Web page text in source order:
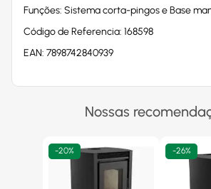
Funções: Sistema corta-pingos e Base
Código de Referencia: 168598
EAN: 7898742840939
Nossas
-20% -26%